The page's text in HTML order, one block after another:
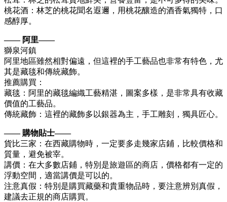
桃花酒：林芝的桃花聞名遐邇，用桃花釀造的酒香氣獨特，口
感醇厚。
—— 阿里——
獅泉河鎮
阿里地區雖然相對偏遠，但這裡的手工藝品也非常有特色，尤
其是藏毯和傳統藏飾。
推薦購買：
藏毯：阿里的藏毯編織工藝精湛，圖案多樣，是非常具有收藏
價值的工藝品。
傳統藏飾：這裡的藏飾多以銀器為主，手工雕刻，獨具匠心。
—— 購物貼士——
貨比三家：在西藏購物時，一定要多走幾家店鋪，比較價格和
質量，避免被宰。
講價：在大多數店鋪，特別是旅遊區的商店，價格都有一定的
浮動空間，適當講價是可以的。
注意真假：特別是購買藏藥和貴重物品時，要注意辨別真假，
建議去正規的商店購買。